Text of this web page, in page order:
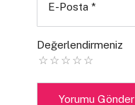
E-Posta *
Değerlendirmeniz
Yorumu Gönder